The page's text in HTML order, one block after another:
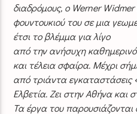
διαδρόμους, ο Werner
φουντουκιού του σε μια
έτσι το βλέμμα για λίγο
από την ανήσυχη
και τέλεια σφαίρα. Μέχρι
από τριάντα
Ελβετία. Ζει στην Αθήνα και
Τα έργα του παρουσιάζονται